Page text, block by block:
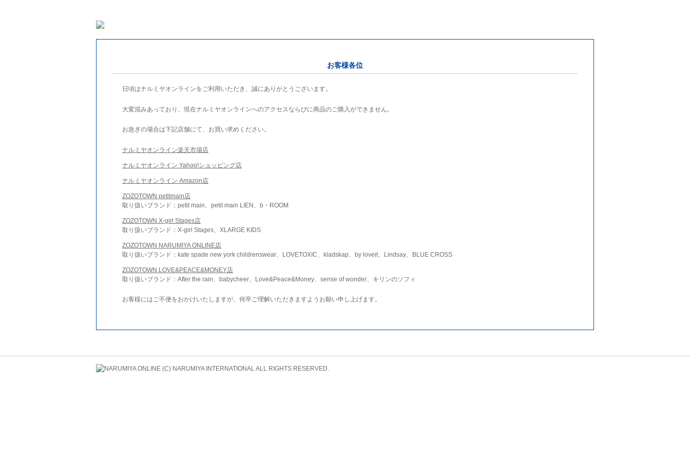
お客様各位
日頃はナルミヤオンラインをご利用いただき、誠にありがとうございます。
大変混みあっており、現在ナルミヤオンラインへのアクセスならびに商品のご購入ができません。
お急ぎの場合は下記店舗にて、お買い求めください。
ナルミヤオンライン楽天市場店
ナルミヤオンライン Yahoo!ショッピング店
ナルミヤオンライン Amazon店
ZOZOTOWN petitmain店
取り扱いブランド：petit main、petit main LIEN、b・ROOM
ZOZOTOWN X-girl Stages店
取り扱いブランド：X-girl Stages、XLARGE KIDS
ZOZOTOWN NARUMIYA ONLINE店
取り扱いブランド：kate spade new york childrenswear、LOVETOXIC、kladskap、by loveit、Lindsay、BLUE CROSS
ZOZOTOWN LOVE&PEACE&MONEY店
取り扱いブランド：After the rain、babycheer、Love&Peace&Money、sense of wonder、キリンのソフィ
お客様にはご不便をおかけいたしますが、何卒ご理解いただきますようお願い申し上げます。